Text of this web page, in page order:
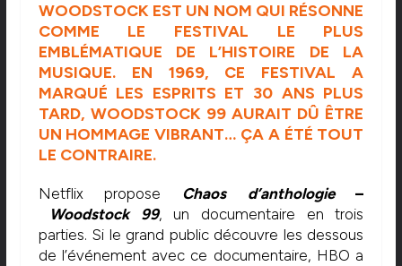
WOODSTOCK EST UN NOM QUI RÉSONNE
COMME LE FESTIVAL LE PLUS
EMBLÉMATIQUE DE L’HISTOIRE DE LA
MUSIQUE. EN 1969, CE FESTIVAL A
MARQUÉ LES ESPRITS ET 30 ANS PLUS
TARD, WOODSTOCK 99 AURAIT DÛ ÊTRE
UN HOMMAGE VIBRANT… ÇA A ÉTÉ TOUT
LE CONTRAIRE.
Netflix propose Chaos d’anthologie–
Woodstock 99, un documentaire en trois
parties. Si le grand public découvre les dessous
de l’événement avec ce documentaire, HBO a